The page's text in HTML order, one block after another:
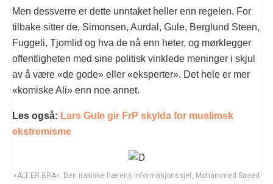
Men dessverre er dette unntaket heller enn regelen. For
tilbake sitter de, Simonsen, Aurdal, Gule, Berglund Steen,
Fuggeli, Tjomlid og hva de nå enn heter, og mørklegger
offentligheten med sine politisk vinklede meninger i skjul
av å være «de gode» eller «eksperter». Det hele er mer
«komiske Ali» enn noe annet.
Les også: Lars Gule gir FrP skylda for muslimsk
ekstremisme
«ALT ER BRA»: Den irakiske hærens informasjonssjef, Mohammed Saeed